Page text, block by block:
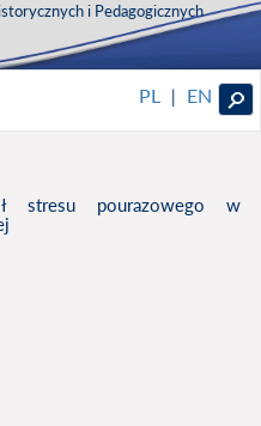
i Pedagogicznych
PL | EN
stresu pourazowego w